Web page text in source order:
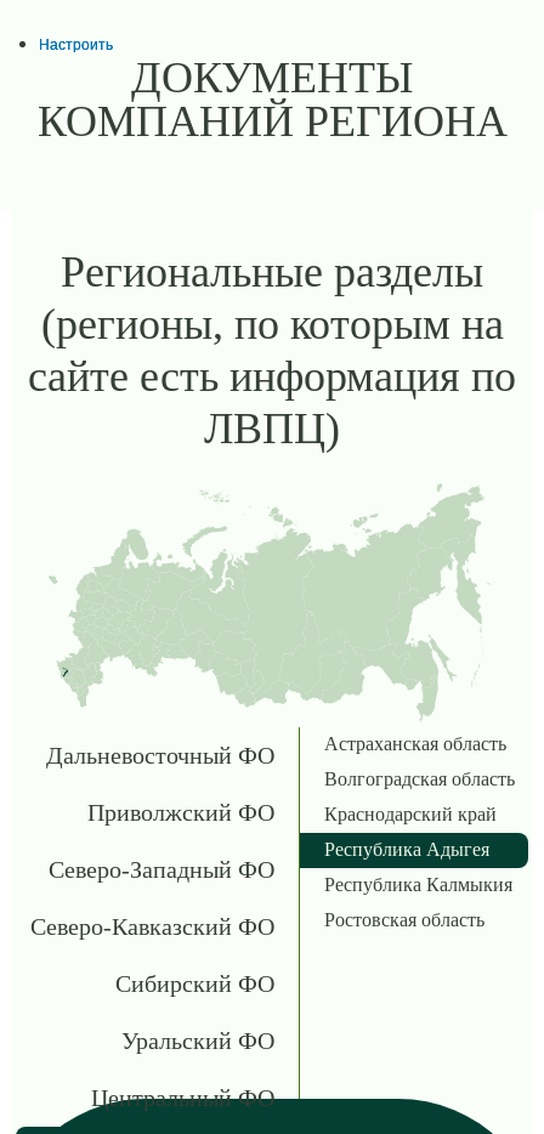
Настроить
ДОКУМЕНТЫ
КОМПАНИЙ РЕГИОНА
Региональные разделы
(регионы, по которым на
сайте есть информация по
ЛВПЦ)
Дальневосточный ФО
Приволжский ФО
Северо-Западный ФО
Северо-Кавказский ФО
Сибирский ФО
Уральский ФО
Центральный ФО
Астраханская область
Волгоградская область
Краснодарский край
Республика Адыгея
Республика Калмыкия
Ростовская область